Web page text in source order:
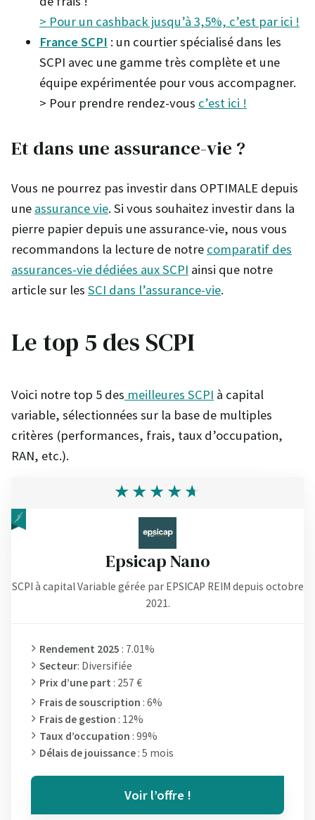
> Pour un cashback jusqu’à 3,5%, c’est par ici !
France SCPI : un courtier spécialisé dans les
SCPI avec une gamme très complète et une
équipe expérimentée pour vous accompagner.
> Pour prendre rendez-vous c’est ici !
Et dans une assurance-vie ?
Vous ne pourrez pas investir dans OPTIMALE depuis
une assurance vie. Si vous souhaitez investir dans la
pierre papier depuis une assurance-vie, nous vous
recommandons la lecture de notre comparatif des
assurances-vie dédiées aux SCPI ainsi que notre
article sur les SCI dans l’assurance-vie.
Le top 5 des SCPI
Voici notre top 5 des meilleures SCPI à capital
variable, sélectionnées sur la base de multiples
critères (performances, frais, taux d’occupation,
RAN, etc.).
Epsicap Nano
SCPI à capital Variable gérée par EPSICAP REIM depuis octobre
2021.
Rendement 2025 : 7.01%
Secteur: Diversifiée
Prix d’une part : 257 €
Frais de souscription : 6%
Frais de gestion : 12%
Taux d’occupation : 99%
Délais de jouissance : 5 mois
Voir l’offre !